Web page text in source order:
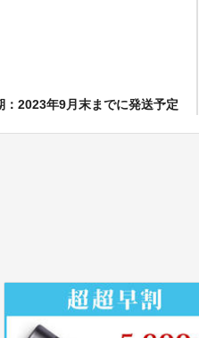
：2023年9月末までに発送予定